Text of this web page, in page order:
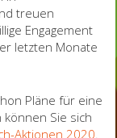
treuen
Engagement
letzten Monate
Pläne für eine
können Sie sich
Aktionen 2020